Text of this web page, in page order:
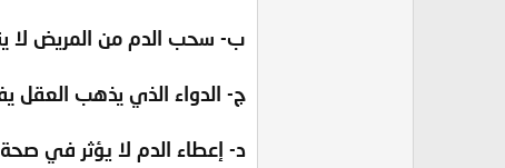
‌ب- سحب الدم من المريض لا
‌ج- الدواء الذي يذهب العقل
‌د- إعطاء الدم لا يؤثر في